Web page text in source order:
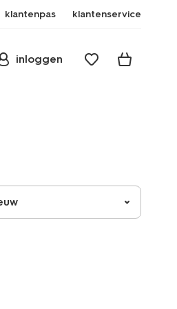
klantenpas klantenservice
inloggen